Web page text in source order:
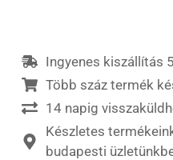
Ingyenes kiszállítás
Több száz termék
14 napig
Készletes
budapesti